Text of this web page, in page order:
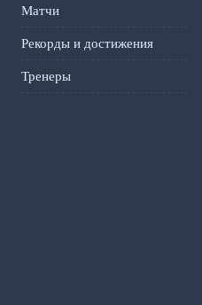
Матчи
Рекорды и достижения
Тренеры